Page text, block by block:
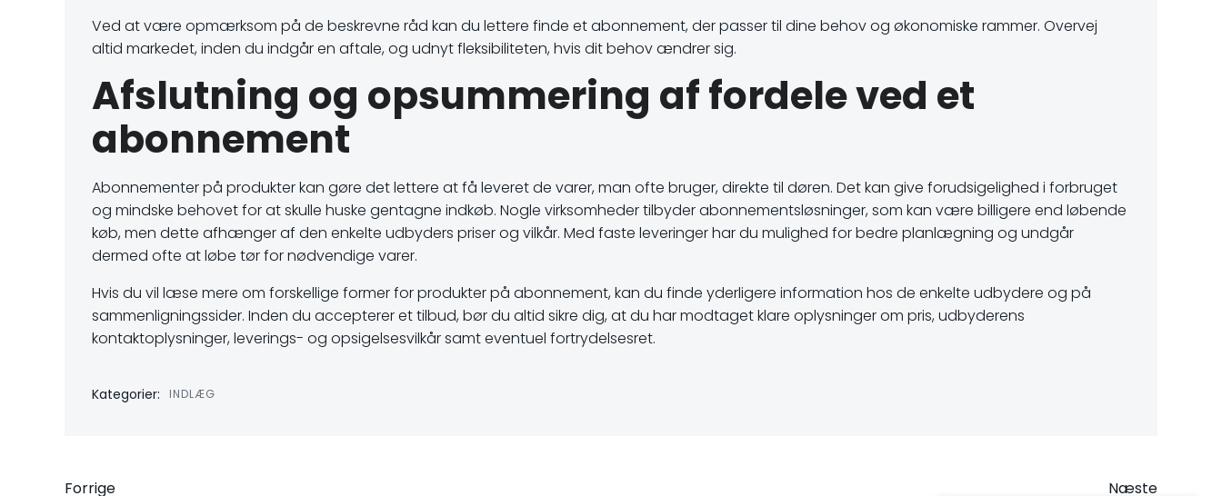
Ved at være opmærksom på de beskrevne råd kan du lettere finde et abonnement, der passer til dine behov og økonomiske rammer. Overvej
altid markedet, inden du indgår en aftale, og udnyt fleksibiliteten, hvis dit behov ændrer sig.
Afslutning og opsummering af fordele ved et
abonnement
Abonnementer på produkter kan gøre det lettere at få leveret de varer, man ofte bruger, direkte til døren. Det kan give forudsigelighed i forbruget
og mindske behovet for at skulle huske gentagne indkøb. Nogle virksomheder tilbyder abonnementsløsninger, som kan være billigere end løbende
køb, men dette afhænger af den enkelte udbyders priser og vilkår. Med faste leveringer har du mulighed for bedre planlægning og undgår
dermed ofte at løbe tør for nødvendige varer.
Hvis du vil læse mere om forskellige former for produkter på abonnement, kan du finde yderligere information hos de enkelte udbydere og på
sammenligningssider. Inden du accepterer et tilbud, bør du altid sikre dig, at du har modtaget klare oplysninger om pris, udbyderens
kontaktoplysninger, leverings- og opsigelsesvilkår samt eventuel fortrydelsesret.
Kategorier: INDLÆG
Forrige Næste